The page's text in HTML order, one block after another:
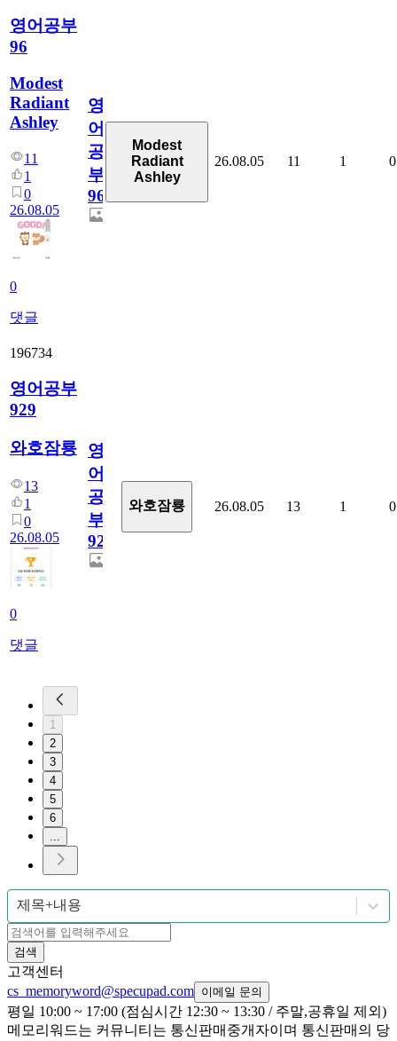
영어공부
96
Modest
Radiant
Ashley
11
1
0
26.08.05
0
댓글
영
어
공
부
96
Modest
Radiant
Ashley
26.08.05 11 1 0
196734
영어공부
929
와호잠룡
13
1
0
26.08.05
0
댓글
영
어
공
부
929
와호잠룡 26.08.05 13 1 0
1
2
3
4
5
6
제목+내용
검색
고객센터
cs_memoryword@specupad.com 이메일 문의
평일 10:00 ~ 17:00 (점심시간 12:30 ~ 13:30 / 주말,공휴일 제외)
메모리워드는 커뮤니티는 통신판매중개자이며 통신판매의 당